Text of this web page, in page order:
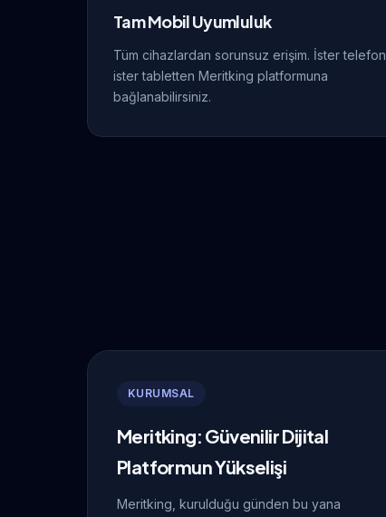
Tam Mobil Uyumluluk
Tüm cihazlardan sorunsuz erişim. İster telefon
ister tabletten Meritking platformuna
bağlanabilirsiniz.
KURUMSAL
Meritking: Güvenilir Dijital
Platformun Yükselişi
Meritking, kurulduğu günden bu yana